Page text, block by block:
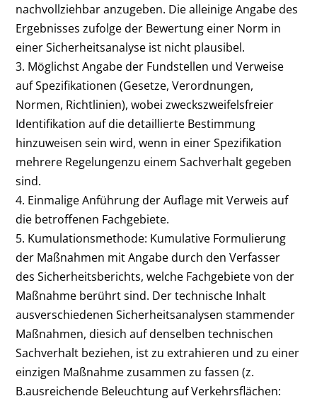
nachvollziehbar anzugeben. Die alleinige Angabe des
Ergebnisses zufolge der Bewertung einer Norm in
einer Sicherheitsanalyse ist nicht plausibel.
3. Möglichst Angabe der Fundstellen und Verweise
auf Spezifikationen (Gesetze, Verordnungen,
Normen, Richtlinien), wobei zweckszweifelsfreier
Identifikation auf die detaillierte Bestimmung
hinzuweisen sein wird, wenn in einer Spezifikation
mehrere Regelungenzu einem Sachverhalt gegeben
sind.
4. Einmalige Anführung der Auflage mit Verweis auf
die betroffenen Fachgebiete.
5. Kumulationsmethode: Kumulative Formulierung
der Maßnahmen mit Angabe durch den Verfasser
des Sicherheitsberichts, welche Fachgebiete von der
Maßnahme berührt sind. Der technische Inhalt
ausverschiedenen Sicherheitsanalysen stammender
Maßnahmen, diesich auf denselben technischen
Sachverhalt beziehen, ist zu extrahieren und zu einer
einzigen Maßnahme zusammen zu fassen (z.
B.ausreichende Beleuchtung auf Verkehrsflächen: